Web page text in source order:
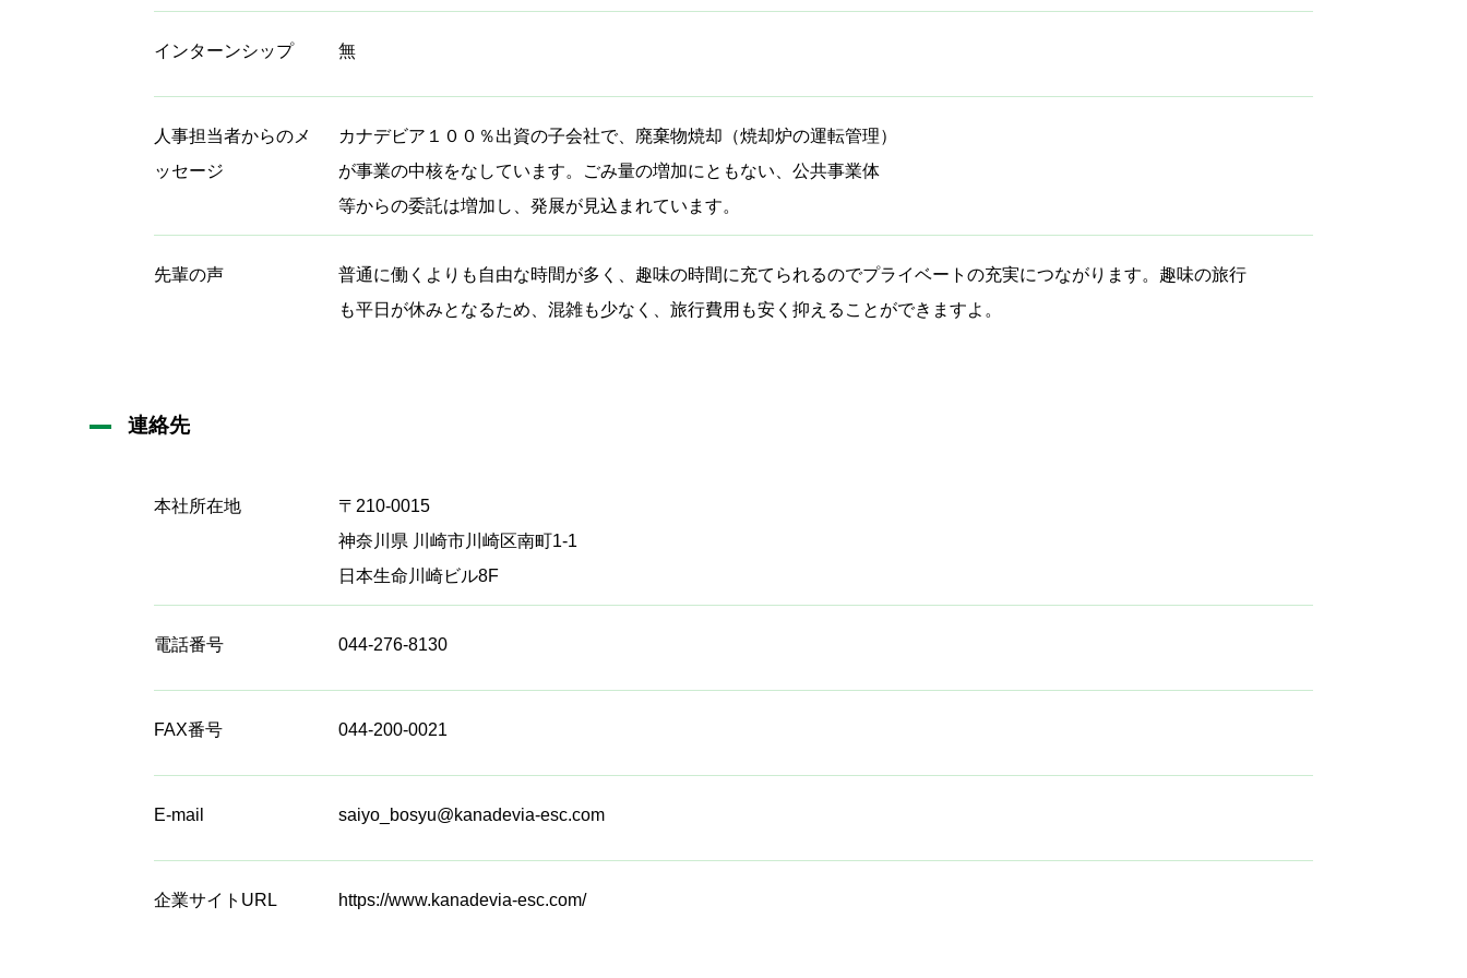
インターンシップ 無
人事担当者からのメ
ッセージ
カナデビア１００％出資の子会社で、廃棄物焼却（焼却炉の運転管理）
が事業の中核をなしています。ごみ量の増加にともない、公共事業体
等からの委託は増加し、発展が見込まれています。
先輩の声
普通に働くよりも自由な時間が多く、趣味の時間に充てられるのでプライベートの充実につながります。趣味の旅行
も平日が休みとなるため、混雑も少なく、旅行費用も安く抑えることができますよ。
連絡先
本社所在地
〒210-0015
神奈川県 川崎市川崎区南町1-1
日本生命川崎ビル8F
電話番号 044-276-8130
FAX番号 044-200-0021
E-mail saiyo_bosyu@kanadevia-esc.com
企業サイトURL https://www.kanadevia-esc.com/